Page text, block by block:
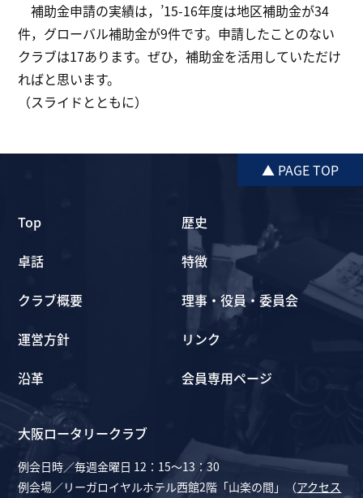
補助金申請の実績は，’15-16年度は地区補助金が34
件，グローバル補助金が9件です。申請したことのない
クラブは17あります。ぜひ，補助金を活用していただけ
ればと思います。
（スライドとともに）
▲ PAGE TOP
Top
卓話
クラブ概要
運営方針
沿革
歴史
特徴
理事・役員・委員会
リンク
会員専用ページ
大阪ロータリークラブ
例会日時／毎週金曜日 12：15～13：30
例会場／リーガロイヤルホテル西館2階「山楽の間」（アクセス